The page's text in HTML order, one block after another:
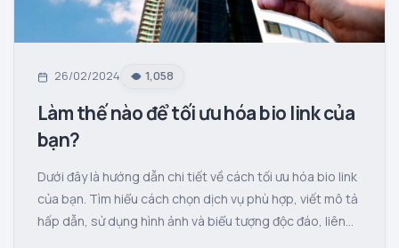
26/02/2024 1,058
Làm thế nào để tối ưu hóa bio link của
bạn?
Dưới đây là hướng dẫn chi tiết về cách tối ưu hóa bio link
của bạn. Tìm hiểu cách chọn dịch vụ phù hợp, viết mô tả
hấp dẫn, sử dụng hình ảnh và biểu tượng độc đáo, liên